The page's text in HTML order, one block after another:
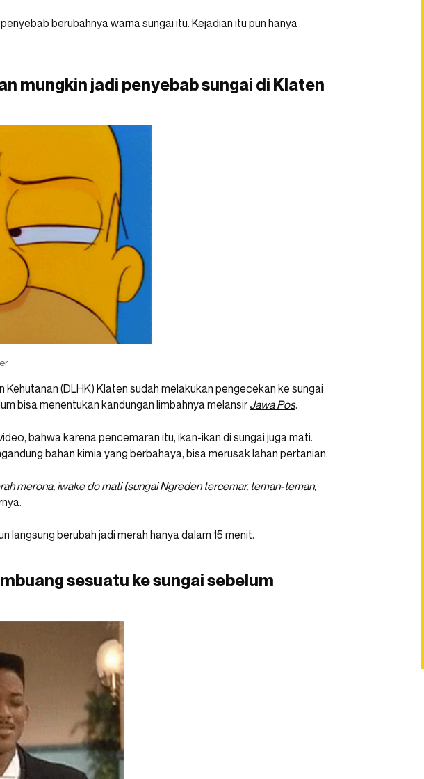
berubahnya warna sungai itu. Kejadian itu pun hanya
mungkin jadi penyebab sungai di Klaten
Kehutanan (DLHK) Klaten sudah melakukan pengecekan ke sungai
bisa menentukan kandungan limbahnya melansir Jawa Pos.
bahwa karena pencemaran itu, ikan-ikan di sungai juga mati.
bahan kimia yang berbahaya, bisa merusak lahan pertanian.
merona, iwake do mati (sungai Ngreden tercemar, teman-teman,
langsung berubah jadi merah hanya dalam 15 menit.
sesuatu ke sungai sebelum